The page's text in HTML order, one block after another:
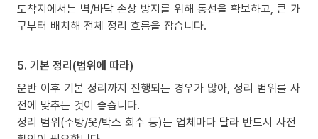
도착지에서는 벽/바닥 손상 방지를 위해 동선을 확보하고, 큰 가
구부터 배치해 전체 정리 흐름을 잡습니다.
5. 기본 정리(범위에 따라)
운반 이후 기본 정리까지 진행되는 경우가 많아, 정리 범위를 사
전에 맞추는 것이 좋습니다.
정리 범위(주방/옷/박스 회수 등)는 업체마다 달라 반드시 사전